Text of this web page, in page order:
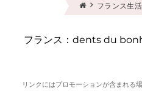
フランス生
フランス：dents du
リンクにはプロモーションが含まれる